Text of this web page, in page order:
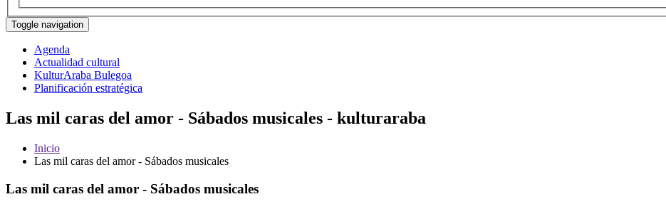
Toggle navigation
Agenda
Actualidad cultural
KulturAraba Bulegoa
Planificación estratégica
Las mil caras del amor - Sábados musicales - kulturaraba
Inicio
Las mil caras del amor - Sábados musicales
Las mil caras del amor - Sábados musicales